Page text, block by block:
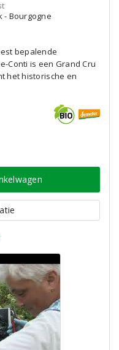
- Bourgogne
bepalende
Conti is een Grand Cru
het historische en